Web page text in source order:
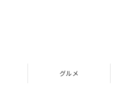
グルメ